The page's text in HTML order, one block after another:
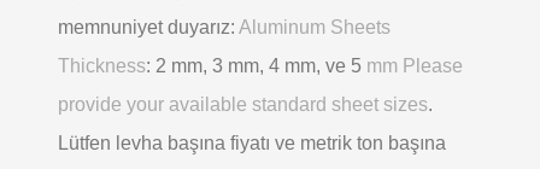
memnuniyet duyarız: Aluminum Sheets
Thickness: 2 mm, 3 mm, 4 mm, ve 5 mm Please
provide your available standard sheet sizes.
Lütfen levha başına fiyatı ve metrik ton başına